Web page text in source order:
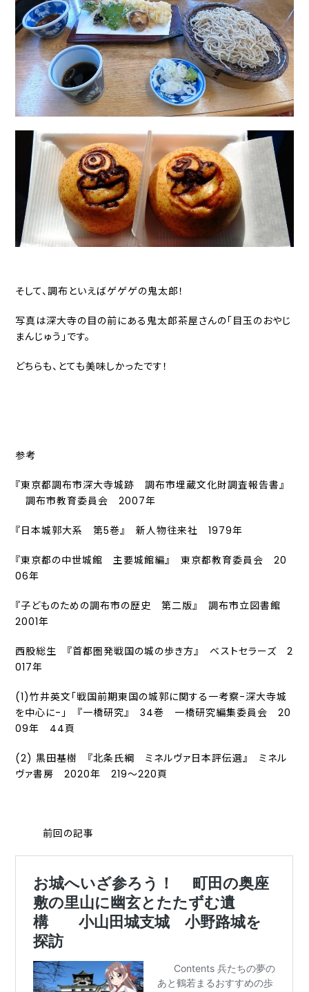
そして、調布といえばゲゲゲの鬼太郎！
写真は深大寺の目の前にある鬼太郎茶屋さんの「目玉のおやじ
まんじゅう」です。
どちらも、とても美味しかったです！
参考
『東京都調布市深大寺城跡 調布市埋蔵文化財調査報告書』
調布市教育委員会 2007年
『日本城郭大系 第5巻』 新人物往来社 1979年
『東京都の中世城館 主要城館編』 東京都教育委員会 20
06年
『子どものための調布市の歴史 第二版』 調布市立図書館
2001年
西股総生 『首都圏発戦国の城の歩き方』 ベストセラーズ 2
017年
(1)竹井英文「戦国前期東国の城郭に関する一考察-深大寺城
を中心に-」 『一橋研究』 34巻 一橋研究編集委員会 20
09年 44頁
(2) 黒田基樹 『北条氏綱 ミネルヴァ日本評伝選』 ミネル
ヴァ書房 2020年 219～220頁
前回の記事